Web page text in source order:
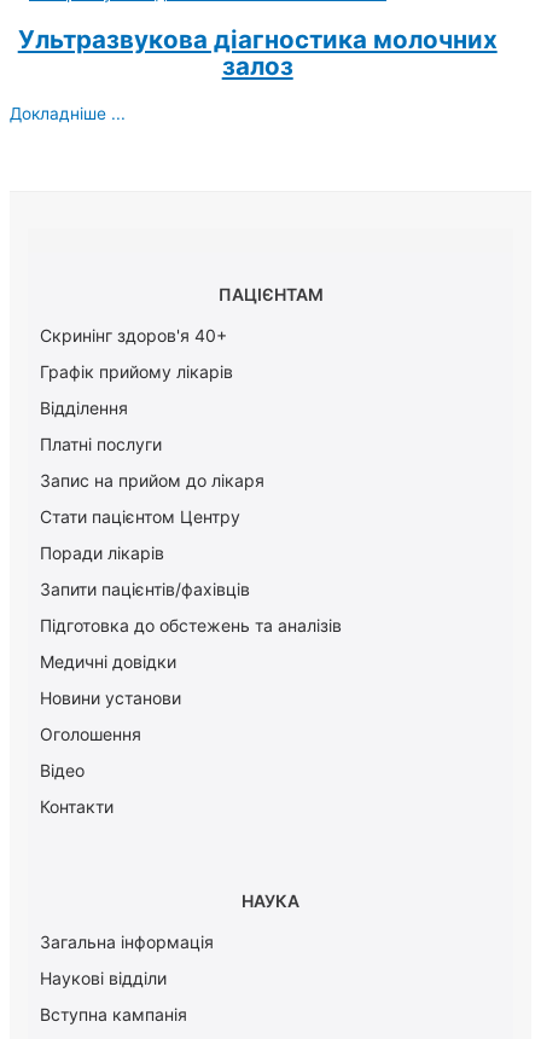
Ультразвукова діагностика молочних
залоз
Докладніше ...
ПАЦІЄНТАМ
Скринінг здоров'я 40+
Графік прийому лікарів
Відділення
Платні послуги
Запис на прийом до лікаря
Стати пацієнтом Центру
Поради лікарів
Запити пацієнтів/фахівців
Підготовка до обстежень та аналізів
Медичні довідки
Новини установи
Оголошення
Відео
Контакти
НАУКА
Загальна інформація
Наукові відділи
Вступна кампанія